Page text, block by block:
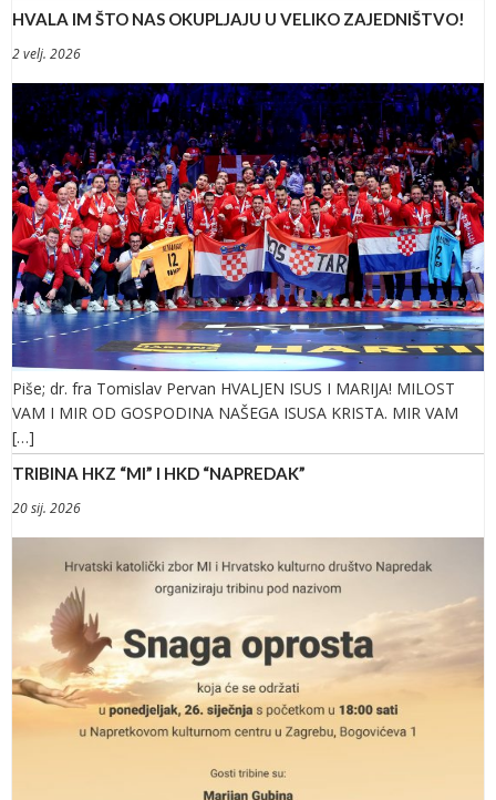
HVALA IM ŠTO NAS OKUPLJAJU U VELIKO ZAJEDNIŠTVO!
2 velj. 2026
Piše; dr. fra Tomislav Pervan HVALJEN ISUS I MARIJA! MILOST
VAM I MIR OD GOSPODINA NAŠEGA ISUSA KRISTA. MIR VAM
[…]
TRIBINA HKZ “MI” I HKD “NAPREDAK”
20 sij. 2026